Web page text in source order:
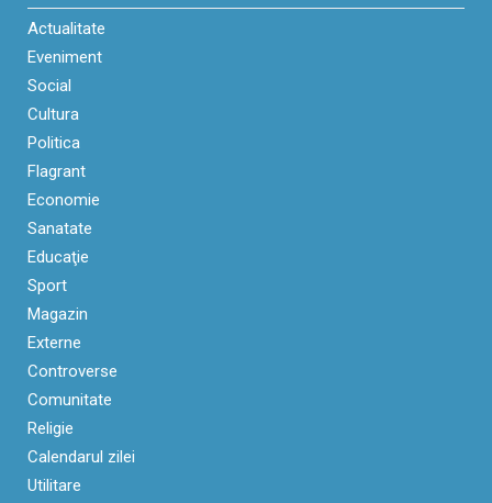
Actualitate
Eveniment
Social
Cultura
Politica
Flagrant
Economie
Sanatate
Educaţie
Sport
Magazin
Externe
Controverse
Comunitate
Religie
Calendarul zilei
Utilitare